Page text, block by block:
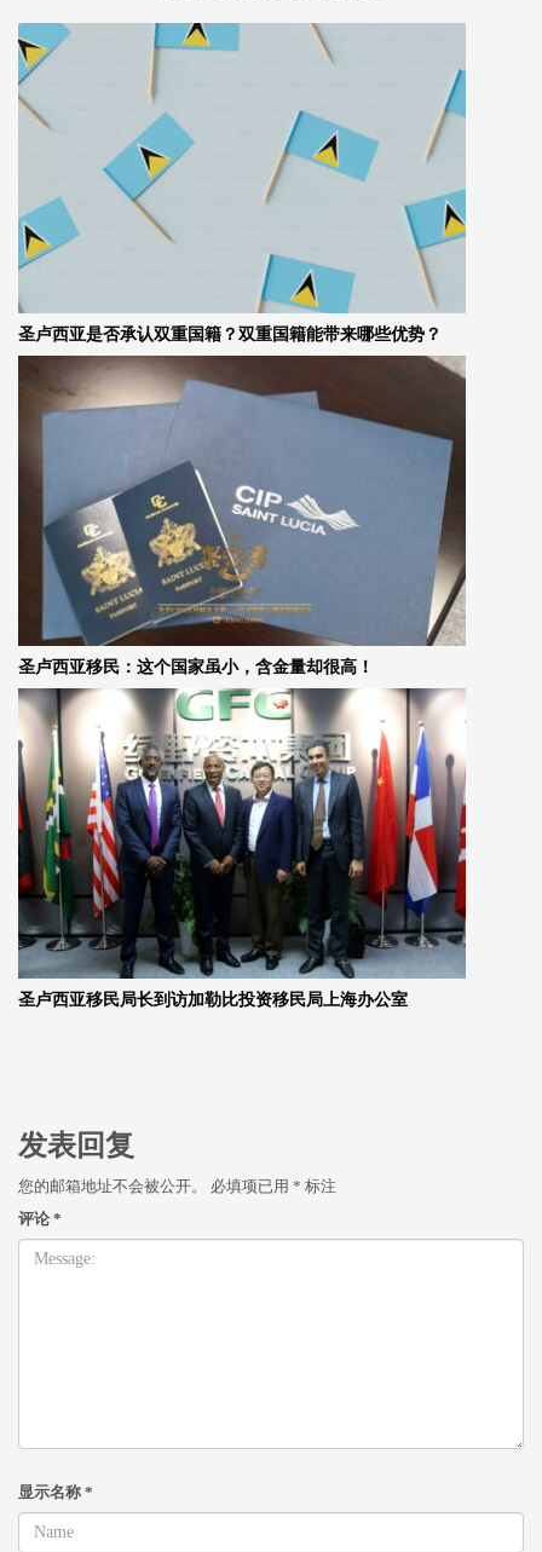
圣卢西亚是否承认双重国籍？双重国籍能带来哪些优势？
圣卢西亚移民：这个国家虽小，含金量却很高！
圣卢西亚移民局长到访加勒比投资移民局上海办公室
发表回复
您的邮箱地址不会被公开。 必填项已用 * 标注
评论 *
显示名称 *